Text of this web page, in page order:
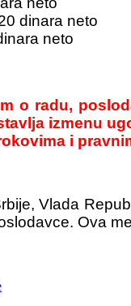
dinara neto
neto
o radu,
izmenu
i
Vlada
Ova